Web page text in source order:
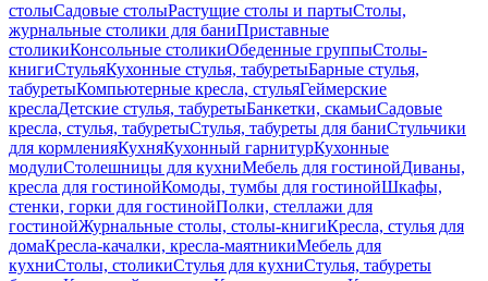
столыСадовые столыРастущие столы и партыСтолы,
журнальные столики для баниПриставные
столикиКонсольные столикиОбеденные группыСтолы-
книгиСтульяКухонные стулья, табуретыБарные стулья,
табуретыКомпьютерные кресла, стульяГеймерские
креслаДетские стулья, табуретыБанкетки, скамьиСадовые
кресла, стулья, табуретыСтулья, табуреты для баниСтульчики
для кормленияКухняКухонный гарнитурКухонные
модулиСтолешницы для кухниМебель для гостинойДиваны,
кресла для гостинойКомоды, тумбы для гостинойШкафы,
стенки, горки для гостинойПолки, стеллажи для
гостинойЖурнальные столы, столы-книгиКресла, стулья для
домаКресла-качалки, кресла-маятникиМебель для
кухниСтолы, столикиСтулья для кухниСтулья, табуреты